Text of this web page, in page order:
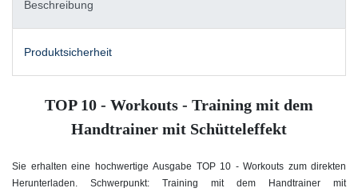
Beschreibung
Produktsicherheit
TOP 10 - Workouts - Training mit dem
Handtrainer mit Schütteleffekt
Sie erhalten eine hochwertige Ausgabe TOP 10 - Workouts zum direkten
Herunterladen. Schwerpunkt: Training mit dem Handtrainer mit